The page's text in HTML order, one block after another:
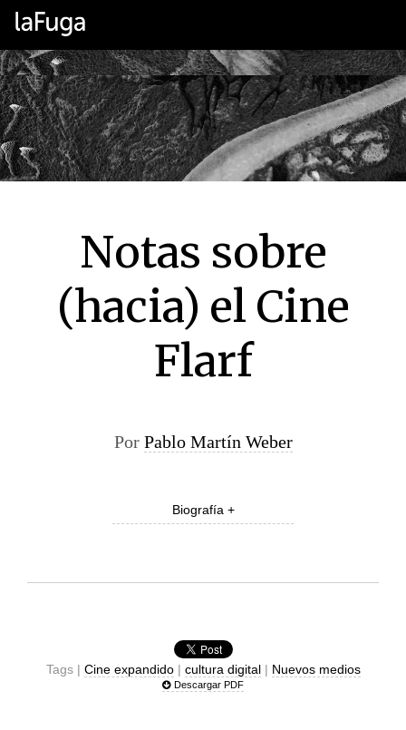
Notas sobre
(hacia) el Cine
Flarf
Por Pablo Martín Weber
Biografía +
Tags | Cine expandido| cultura digital| Nuevos medios
Descargar PDF